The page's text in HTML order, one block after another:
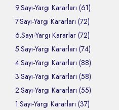
9.Sayı-Yargı Kararları (61)
7.Sayı-Yargı Kararları (72)
6.Sayı-Yargı Kararlar (72)
5.Sayı-Yargı Kararları (74)
4.Sayı-Yargı Kararları (88)
3.Sayı-Yargı Kararları (58)
2.Sayı-Yargı Kararları (55)
1.Sayı-Yargı Kararları (37)